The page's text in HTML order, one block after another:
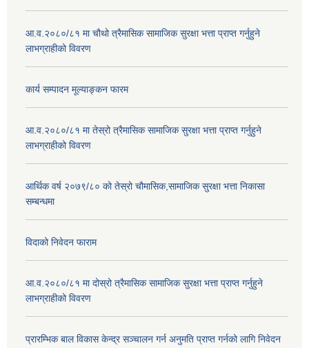
आ.व.२०८०/८१ मा चौथो त्रैमासिक सामाजिक सुरक्षा भत्ता प्राप्त गर्नुहुने
लाभग्राहीको विवरण
कार्य सम्पादन मूल्याङ्कन फारम
आ.व.२०८०/८१ मा तेस्रो त्रैमासिक सामाजिक सुरक्षा भत्ता प्राप्त गर्नुहुने
लाभग्राहीको विवरण
आर्थिक वर्ष २०७९/८० को तेस्रो चौमासिक,सामाजिक सुरक्षा भत्ता निकासा
सम्बन्धमा
विदाको निवेदन फाराम
आ.व.२०८०/८१ मा दोस्रो त्रैमासिक सामाजिक सुरक्षा भत्ता प्राप्त गर्नुहुने
लाभग्राहीको विवरण
प्रारम्भिक बाल विकास केन्द्र सञ्चालन गर्न अनुमति प्राप्त गर्नको लागि निवेदन